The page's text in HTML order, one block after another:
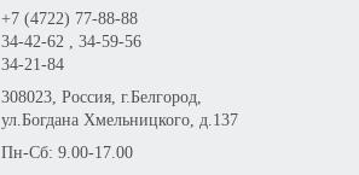
+7 (4722) 77-88-88
34-42-62 , 34-59-56
34-21-84
308023, Россия, г.Белгород,
ул.Богдана Хмельницкого, д.137
Пн-Сб: 9.00-17.00